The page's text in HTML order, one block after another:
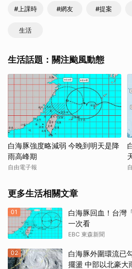
#上課時 #網友 #提案
生活
生活話題：關注颱風動態
白海豚強度略減弱 今晚到明天是降
雨高峰期
自由電子報
更多生活相關文章
01
白海豚回血！台灣
一次看
EBC 東森新聞
02
白海豚外圍環流已
擺盪 中部以北豪大